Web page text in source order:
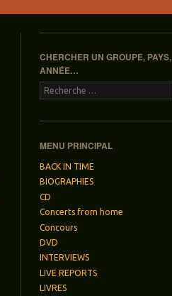
CHERCHER UN GROUPE, PAYS,
ANNÉE…
Recherche
MENU PRINCIPAL
BACK IN TIME
BIOGRAPHIES
CD
Concerts from home
Concours
DVD
INTERVIEWS
LIVE REPORTS
LIVRES